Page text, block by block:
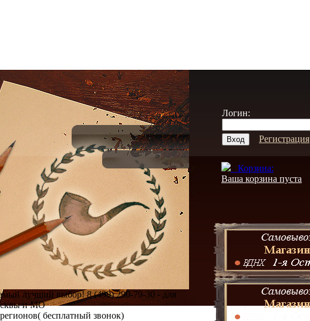
лучший выбор! 8 (499) 290-79-30 - для
и МО
бесплатный звонок)
Логин:
Регистрация
Корзина:
Ваша корзина пуста